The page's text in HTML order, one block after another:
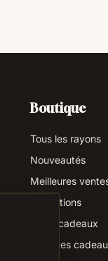
Boutique
Tous les rayons
Nouveautés
Meilleures
Promotions
Idées cadeaux
Chèques